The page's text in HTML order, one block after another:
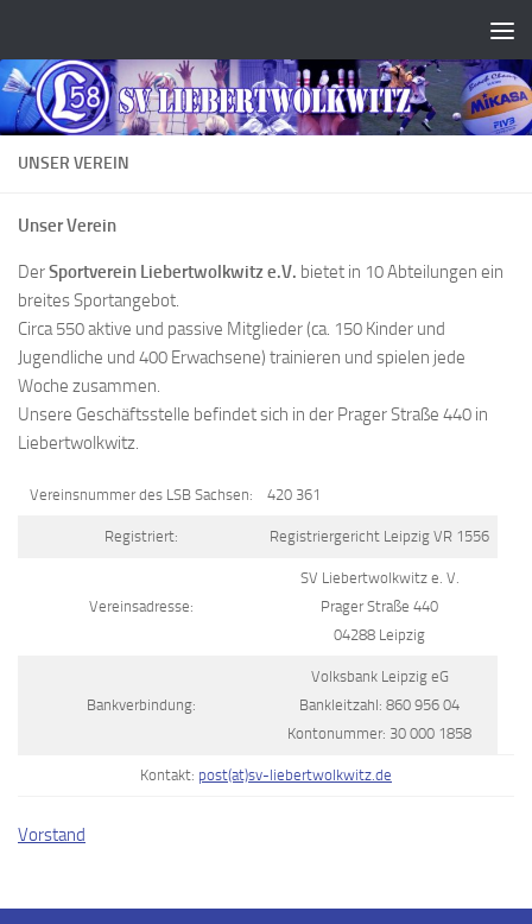
UNSER VEREIN
Unser Verein
DerSportverein Liebertwolkwitz e.V. bietet in 10 Abteilungen ein
breites Sportangebot.
Circa 550 aktive und passive Mitglieder (ca. 150 Kinder und
Jugendliche und 400 Erwachsene) trainieren und spielen jede
Woche zusammen.
Unsere Geschäftsstelle befindet sich in der Prager Straße 440 in
Liebertwolkwitz.
Vereinsnummer des LSB Sachsen: 420 361
Registriert: Registriergericht Leipzig VR 1556
Vereinsadresse:
SV Liebertwolkwitz e. V.
Prager Straße 440
04288 Leipzig
Bankverbindung:
Volksbank Leipzig eG
Bankleitzahl: 860 956 04
Kontonummer: 30 000 1858
Kontakt: post(at)sv-liebertwolkwitz.de
Vorstand